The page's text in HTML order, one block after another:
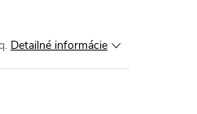
Detailné informácie